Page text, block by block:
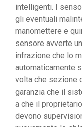
intelligenti. I
gli eventuali
manomettere e
sensore avverte
infrazione che lo
automaticamente
volta che sezione
garanzia che il
a che il
devono